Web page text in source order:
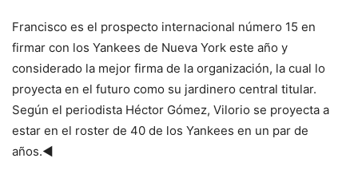
Francisco es el prospecto internacional número 15 en
firmar con los Yankees de Nueva York este año y
considerado la mejor firma de la organización, la cual lo
proyecta en el futuro como su jardinero central titular.
Según el periodista Héctor Gómez, Vilorio se proyecta a
estar en el roster de 40 de los Yankees en un par de
años.◄